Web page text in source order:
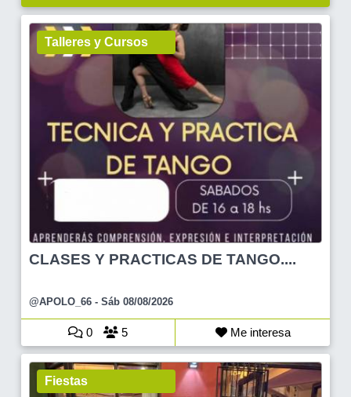
Talleres y Cursos
CLASES Y PRACTICAS DE TANGO....
@APOLO_66 - Sáb 08/08/2026
0 5 Me interesa
Fiestas